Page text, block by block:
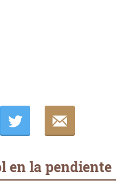
en la pendiente